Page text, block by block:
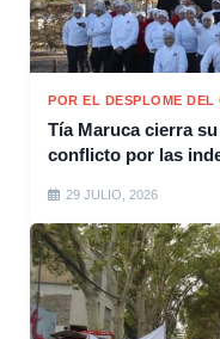
POR EL DESPLOME DEL
Tía Maruca cierra
conflicto por las
29 JULIO, 2026